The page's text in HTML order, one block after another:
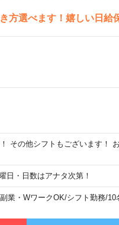
方選べます！嬉しい日給
その他シフトもございます！
・日数はアナタ次第！
副業・WワークOK/シフト勤務/10